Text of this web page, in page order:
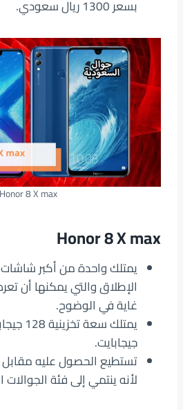
بسعر 1300 ريال سعودي.
Honor 8 X max
Honor 8 X max
يمتلك واحدة من أكبر
الإطلاق والتي يمكنها أن
غاية في الوضوح.
جيجابايت.
لأنه ينتمي إلى فئة